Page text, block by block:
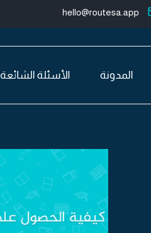
hello@routesa.app
المدونة الأسئلة الشائعة